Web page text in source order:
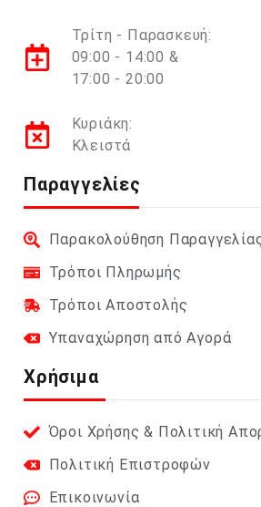
Τρίτη - Παρασκευή:
09:00 - 14:00 &
17:00 - 20:00
Κυριάκη:
Κλειστά
Παραγγελίες
Παρακολούθηση
Τρόποι Πληρωμής
Τρόποι Αποστολής
Υπαναχώρηση από Αγορά
Χρήσιμα
Όροι Χρήσης & Πολιτική
Πολιτική Επιστροφών
Επικοινωνία